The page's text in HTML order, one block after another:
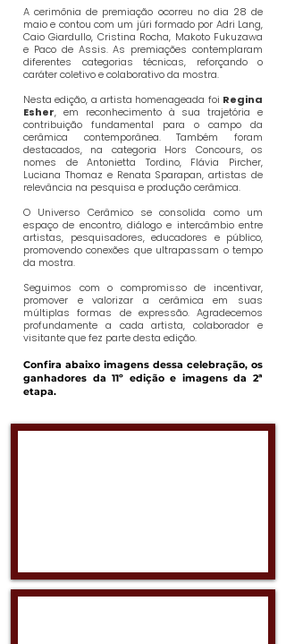
A cerimônia de premiação ocorreu no dia 28 de
maio e contou com um júri formado por Adri Lang,
Caio Giardullo, Cristina Rocha, Makoto Fukuzawa
e Paco de Assis. As premiações contemplaram
diferentes categorias técnicas, reforçando o
caráter coletivo e colaborativo da mostra.
Nesta edição, a artista homenageada foi Regina
Esher, em reconhecimento à sua trajetória e
contribuição fundamental para o campo da
cerâmica contemporânea. Também foram
destacados, na categoria Hors Concours, os
nomes de Antonietta Tordino, Flávia Pircher,
Luciana Thomaz e Renata Sparapan, artistas de
relevância na pesquisa e produção cerâmica.
O Universo Cerâmico se consolida como um
espaço de encontro, diálogo e intercâmbio entre
artistas, pesquisadores, educadores e público,
promovendo conexões que ultrapassam o tempo
da mostra.
Seguimos com o compromisso de incentivar,
promover e valorizar a cerâmica em suas
múltiplas formas de expressão. Agradecemos
profundamente a cada artista, colaborador e
visitante que fez parte desta edição.
Confira abaixo imagens dessa celebração, os
ganhadores da 11º edição e imagens da 2ª
etapa.